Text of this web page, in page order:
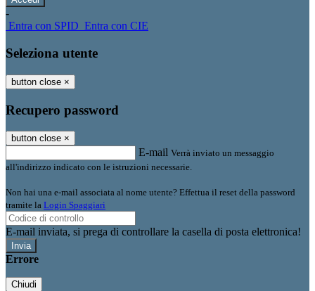
-
Entra con SPID Entra con CIE
Seleziona utente
button close ×
Recupero password
button close ×
E-mail Verrà inviato un messaggio
all'indirizzo indicato con le istruzioni necessarie.
Non hai una e-mail associata al nome utente? Effettua il reset della password
tramite la Login Spaggiari
E-mail inviata, si prega di controllare la casella di posta elettronica!
Errore
Chiudi